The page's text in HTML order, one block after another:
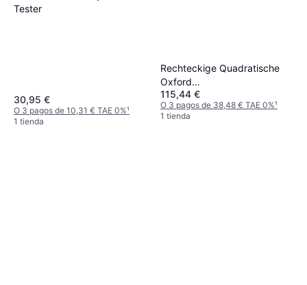
Tester
30,95 €
O 3 pagos de 10,31 € TAE 0%¹
1 tienda
Rechteckige Quadratische
Oxford
Gartenmöbelabdeckung
Braun
115,44 €
O 3 pagos de 38,48 € TAE 0%¹
1 tienda